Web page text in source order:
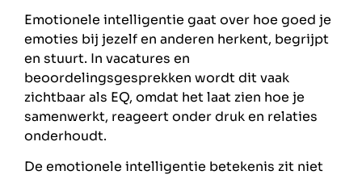
Emotionele intelligentie gaat over hoe goed je
emoties bij jezelf en anderen herkent, begrijpt
en stuurt. In vacatures en
beoordelingsgesprekken wordt dit vaak
zichtbaar als EQ, omdat het laat zien hoe je
samenwerkt, reageert onder druk en relaties
onderhoudt.
De emotionele intelligentie betekenis zit niet